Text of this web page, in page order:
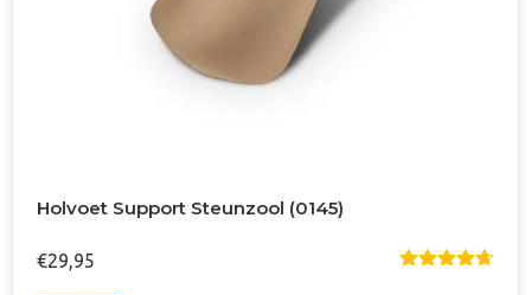
Holvoet Support Steunzool (0145)
€29,95